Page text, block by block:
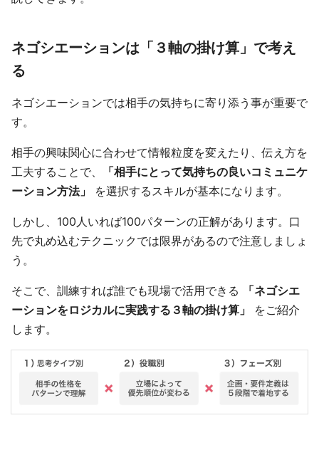
ネゴシエーションは「３軸の掛け算」で考え
る
ネゴシエーションでは相手の気持ちに寄り添う事が重要で
す。
相手の興味関心に合わせて情報粒度を変えたり、伝え方を
工夫することで、
「相手にとって気持ちの良いコミュニケ
ーション方法」
を選択するスキルが基本になります。
しかし、100人いれば100パターンの正解があります。口
先で丸め込むテクニックでは限界があるので注意しましょ
う。
そこで、訓練すれば誰でも現場で活用できる
「ネゴシエ
ーションをロジカルに実践する３軸の掛け算」
をご紹介
します。